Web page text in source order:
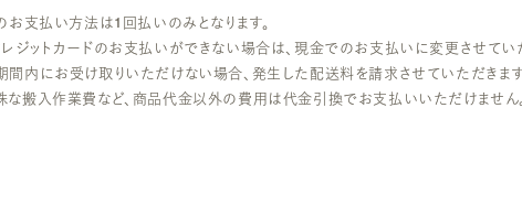
お支払い方法は1回払いのみとなります。
ジットカードのお支払いができない場合は、現金でのお支払いに変更させてい
内にお受け取りいただけない場合、発生した配送料を請求させていただきます
搬入作業費など、商品代金以外の費用は代金引換でお支払いいただけません。